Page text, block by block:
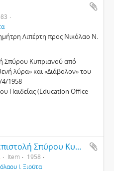
Λιπέρτη προς Νικόλαο Ν.
Σπύρου Κυπριανού από
λύρα» και «Διάβολον» του
4/1958
Παιδείας (Education Office
Χειρόγραφη επιστολή Σπύρου Κυπριανού
Item
1958
Ι. Ξιούτα